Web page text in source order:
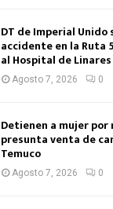
DT de Imperial
accidente en la Ruta
al Hospital de Linares
Agosto 7, 2026 0
Detienen a mujer
presunta venta de
Temuco
Agosto 7, 2026 0